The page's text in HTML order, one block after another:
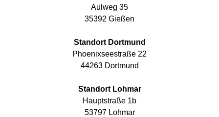
Aulweg 35
35392 Gießen
Standort Dortmund
Phoenixseestraße 22
44263 Dortmund
Standort Lohmar
Hauptstraße 1b
53797 Lohmar